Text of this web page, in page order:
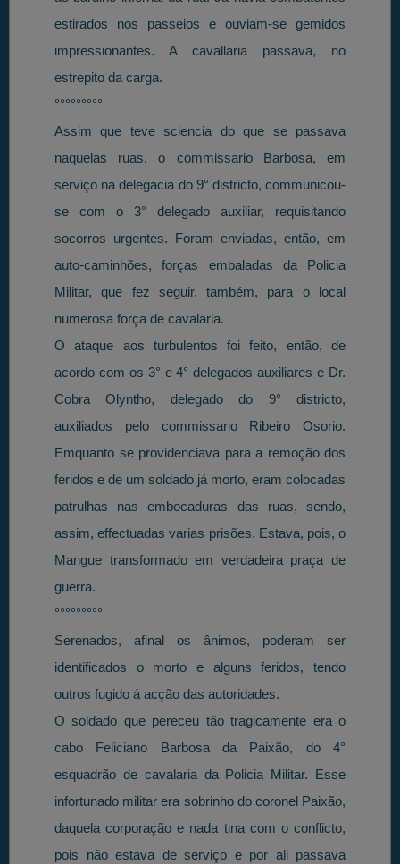
estirados nos passeios e ouviam-se gemidos
impressionantes. A cavallaria passava, no
estrepito da carga.
°°°°°°°°°
Assim que teve sciencia do que se passava
naquelas ruas, o commissario Barbosa, em
serviço na delegacia do 9° districto, communicou-
se com o 3° delegado auxiliar, requisitando
socorros urgentes. Foram enviadas, então, em
auto-caminhões, forças embaladas da Policia
Militar, que fez seguir, também, para o local
numerosa força de cavalaria.
O ataque aos turbulentos foi feito, então, de
acordo com os 3° e 4° delegados auxiliares e Dr.
Cobra Olyntho, delegado do 9° districto,
auxiliados pelo commissario Ribeiro Osorio.
Emquanto se providenciava para a remoção dos
feridos e de um soldado já morto, eram colocadas
patrulhas nas embocaduras das ruas, sendo,
assim, effectuadas varias prisões. Estava, pois, o
Mangue transformado em verdadeira praça de
guerra.
°°°°°°°°°
Serenados, afinal os ânimos, poderam ser
identificados o morto e alguns feridos, tendo
outros fugido á acção das autoridades.
O soldado que pereceu tão tragicamente era o
cabo Feliciano Barbosa da Paixão, do 4°
esquadrão de cavalaria da Policia Militar. Esse
infortunado militar era sobrinho do coronel Paixão,
daquela corporação e nada tina com o conflicto,
pois não estava de serviço e por ali passava